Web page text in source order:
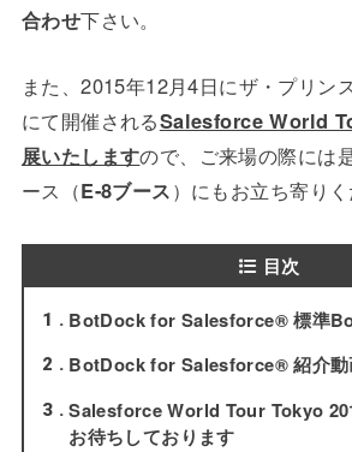
合わせ下さい。
また、2015年12月4日にザ・プリン
にて開催されるSalesforce World
展いたしますので、ご来場の際には
ース（E-8ブース）にもお立ち寄りく
目次
1 BotDock for Salesforce® 標準
2 BotDock for Salesforce® 紹介動
3
Salesforce World Tour Tokyo
お待ちしております